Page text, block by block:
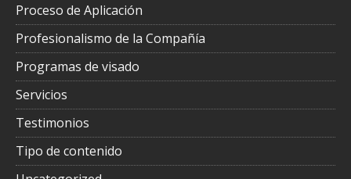
Proceso de Aplicación
Profesionalismo de la Compañía
Programas de visado
Servicios
Testimonios
Tipo de contenido